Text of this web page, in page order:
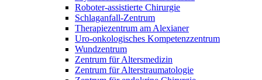
Roboter-assistierte Chirurgie
Schlaganfall-Zentrum
Therapiezentrum am Alexianer
Uro-onkologisches Kompetenzzentrum
Wundzentrum
Zentrum für Altersmedizin
Zentrum für Alterstraumatologie